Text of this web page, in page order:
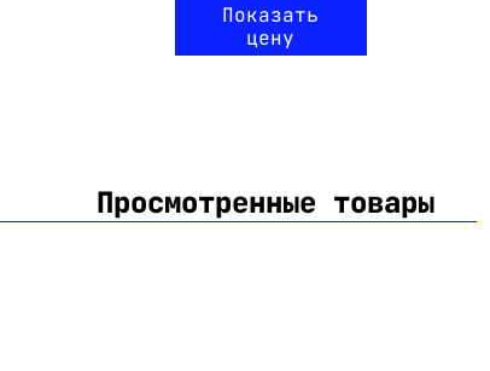
Показать
цену
Просмотренные товары